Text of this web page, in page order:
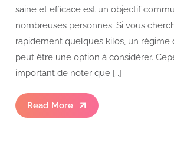
saine et efficace est un objectif
nombreuses personnes. Si vous
rapidement quelques kilos, un régime
peut être une option à considérer.
important de noter que […]
Read More
Read
More